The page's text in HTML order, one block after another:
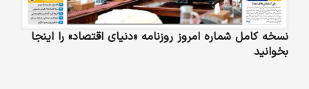
نسخه کامل شماره امروز روزنامه «دنیای‌ اقتصاد» را اینجا
بخوانید